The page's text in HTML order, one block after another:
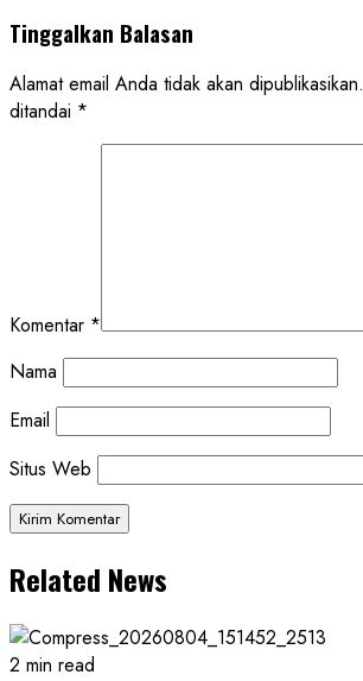
Tinggalkan Balasan
Alamat email Anda tidak akan dipublikasikan.
ditandai *
Komentar *
Nama
Email
Situs Web
Related News
2 min read